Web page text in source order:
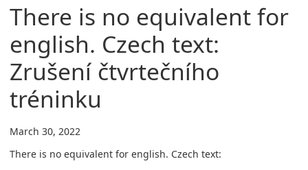
There is no equivalent for
english. Czech text:
Zrušení čtvrtečního
tréninku
March 30, 2022
There is no equivalent for english. Czech text: